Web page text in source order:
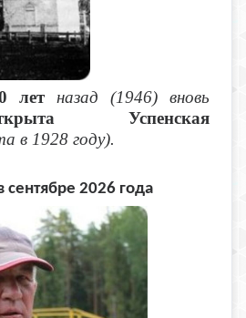
лет назад (1946) вновь
Успенская
в 1928 году).
2026 года